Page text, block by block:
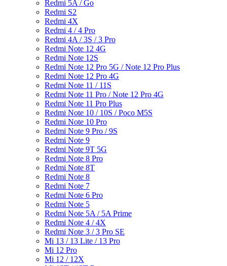
Redmi 5A / Go
Redmi S2
Redmi 4X
Redmi 4 / 4 Pro
Redmi 4A / 3S / 3 Pro
Redmi Note 12 4G
Redmi Note 12S
Redmi Note 12 Pro 5G / Note 12 Pro Plus
Redmi Note 12 Pro 4G
Redmi Note 11 / 11S
Redmi Note 11 Pro / Note 12 Pro 4G
Redmi Note 11 Pro Plus
Redmi Note 10 / 10S / Poco M5S
Redmi Note 10 Pro
Redmi Note 9 Pro / 9S
Redmi Note 9
Redmi Note 9T 5G
Redmi Note 8 Pro
Redmi Note 8T
Redmi Note 8
Redmi Note 7
Redmi Note 6 Pro
Redmi Note 5
Redmi Note 5A / 5A Prime
Redmi Note 4 / 4X
Redmi Note 3 / 3 Pro SE
Mi 13 / 13 Lite / 13 Pro
Mi 12 Pro
Mi 12 / 12X